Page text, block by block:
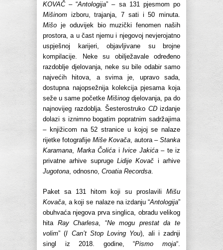
KOVAČ– “Antologija” – sa 131 pjesmom po
Mišinom izboru, trajanja, 7 sati i 50 minuta.
Mišo je oduvijek bio muzički fenomen naših
prostora, a u čast njemu i njegovoj nevjerojatno
uspješnoj karijeri, objavljivane su brojne
kompilacije. Neke su obilježavale određeno
razdoblje djelovanja, neke su bile odabir samo
najvećih hitova, a svima je, upravo sada,
dostupna najopsežnija kolekcija pjesama koja
seže u same početke Mišinog djelovanja, pa do
najnovijeg razdoblja. Šesterostruko CDizdanje
dolazi s iznimno bogatim popratnim sadržajima
– knjižicom na 52 stranice u kojoj se nalaze
rijetke fotografije Miše Kovača, autora – Stanka
Karamana, Marka Čolića i Ivice Jakića– te iz
privatne arhive supruge Lidije Kovač i arhive
Jugotona, odnosno, Croatia Recordsa.
Paket sa 131 hitom koji su proslavili Mišu
Kovača, a koji se nalaze na izdanju “Antologija”
obuhvaća njegova prva singlica, obradu velikog
hita Ray Charlesa, “Ne mogu prestat da te
volim” (I Can’t Stop Loving You), ali i zadnji
singl iz 2018. godine, “Pismo moja“.